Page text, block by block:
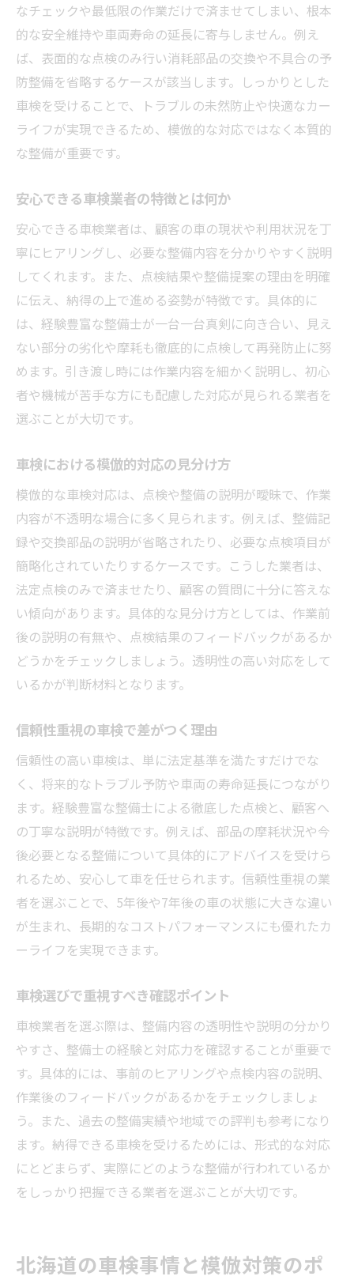
車検業者選びでチェックすべき要素
口コミや評判が語る車検の信頼度
車検費用とサービス内容の注意点
車検内容説明でわかる安心感とは
車検の予約時期で変わる満足度
模倣的な車検を避けるための注意点
車検安い店舗選びの落とし穴とは
車検の説明不足が招くトラブル例
車検模倣がもたらすリスクに注意
信頼できる車検業者との比較方法
車検の品質を見抜くコツと実践例
車検品質は点検説明で判断できる
車検のコバック最悪と評判の真相
車検安いランキングと品質の関係性
実例で学ぶ車検の品質見極め術
天塩郡幌延町で安心な車検を受けるには
地元密着型車検業者の選び方ポイント
車検サービスの比較で安心を得る方法
車検の口コミ活用で納得の店舗選び
信頼できる車検を見極めるコツ
天塩郡幌延町で人気の車検特徴とは
なチェックや最低限の作業だけで済ませてしまい、根本
的な安全維持や車両寿命の延長に寄与しません。例え
ば、表面的な点検のみ行い消耗部品の交換や不具合の予
防整備を省略するケースが該当します。しっかりとした
車検を受けることで、トラブルの未然防止や快適なカー
ライフが実現できるため、模倣的な対応ではなく本質的
な整備が重要です。
安心できる車検業者の特徴とは何か
安心できる車検業者は、顧客の車の現状や利用状況を丁
寧にヒアリングし、必要な整備内容を分かりやすく説明
してくれます。また、点検結果や整備提案の理由を明確
に伝え、納得の上で進める姿勢が特徴です。具体的に
は、経験豊富な整備士が一台一台真剣に向き合い、見え
ない部分の劣化や摩耗も徹底的に点検して再発防止に努
めます。引き渡し時には作業内容を細かく説明し、初心
者や機械が苦手な方にも配慮した対応が見られる業者を
選ぶことが大切です。
車検における模倣的対応の見分け方
模倣的な車検対応は、点検や整備の説明が曖昧で、作業
内容が不透明な場合に多く見られます。例えば、整備記
録や交換部品の説明が省略されたり、必要な点検項目が
簡略化されていたりするケースです。こうした業者は、
法定点検のみで済ませたり、顧客の質問に十分に答えな
い傾向があります。具体的な見分け方としては、作業前
後の説明の有無や、点検結果のフィードバックがあるか
どうかをチェックしましょう。透明性の高い対応をして
いるかが判断材料となります。
信頼性重視の車検で差がつく理由
信頼性の高い車検は、単に法定基準を満たすだけでな
く、将来的なトラブル予防や車両の寿命延長につながり
ます。経験豊富な整備士による徹底した点検と、顧客へ
の丁寧な説明が特徴です。例えば、部品の摩耗状況や今
後必要となる整備について具体的にアドバイスを受けら
れるため、安心して車を任せられます。信頼性重視の業
者を選ぶことで、5年後や7年後の車の状態に大きな違い
が生まれ、長期的なコストパフォーマンスにも優れたカ
ーライフを実現できます。
車検選びで重視すべき確認ポイント
車検業者を選ぶ際は、整備内容の透明性や説明の分かり
やすさ、整備士の経験と対応力を確認することが重要で
す。具体的には、事前のヒアリングや点検内容の説明、
作業後のフィードバックがあるかをチェックしましょ
う。また、過去の整備実績や地域での評判も参考になり
ます。納得できる車検を受けるためには、形式的な対応
にとどまらず、実際にどのような整備が行われているか
をしっかり把握できる業者を選ぶことが大切です。
北海道の車検事情と模倣対策のポ